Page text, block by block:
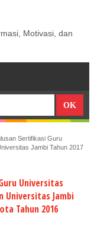
Motivasi, dan
Sertifikasi Guru
Jambi Tahun 2017
Universitas
Universitas Jambi
Tahun 2016